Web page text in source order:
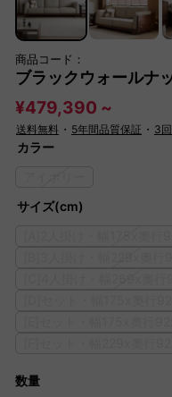
商品コード：
ブラックウォールナ
¥479,390 ~
送料無料 ・ 5年間品質保証 ・ 3
カラー
サイズ(cm)
数量